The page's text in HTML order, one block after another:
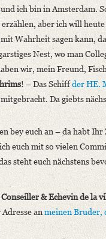
und ich bin in Amsterdam.
aber ich will
Wahrheit sagen kann,
Nest, wo man
wir, mein Freund,
! – Das Schiffder HE.
Da giebts
bey euch an – da habt
euch mit so vielen
steht euch nächstens
& Echevin de la
anmeinen Bruder,